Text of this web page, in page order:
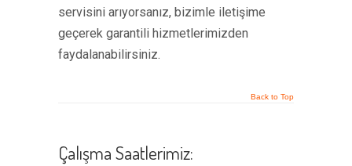
servisini arıyorsanız, bizimle iletişime
geçerek garantili hizmetlerimizden
faydalanabilirsiniz.
Back to Top
Çalışma Saatlerimiz: